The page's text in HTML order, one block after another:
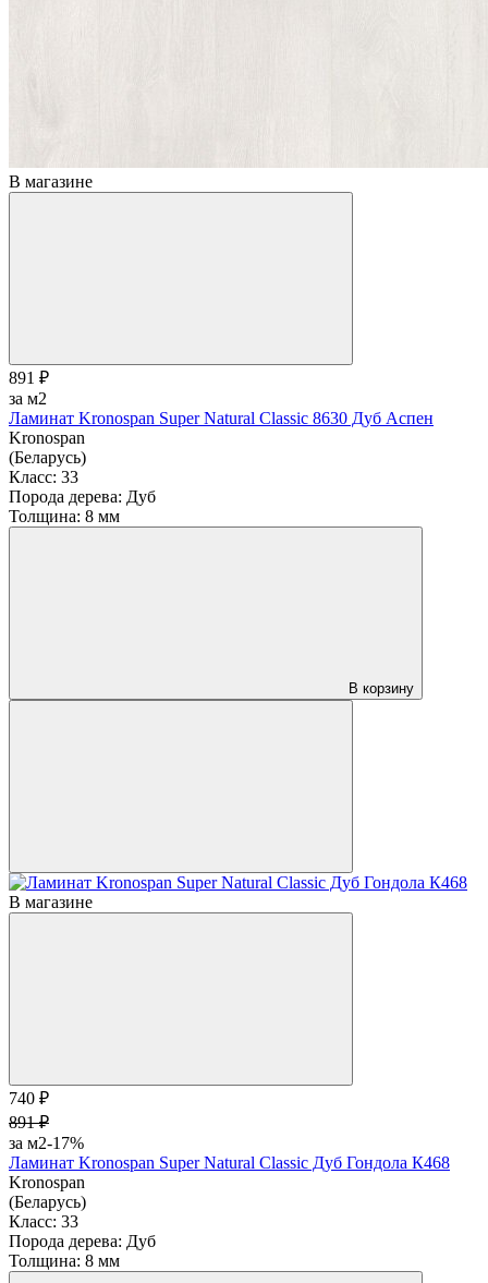
В магазине
891 ₽
за м2
Ламинат Kronospan Super Natural Classic 8630 Дуб Аспен
Kronospan
(Беларусь)
Класс: 33
Порода дерева: Дуб
Толщина: 8 мм
В корзину
В магазине
740 ₽
891 ₽
за м2-17%
Ламинат Kronospan Super Natural Classic Дуб Гондола К468
Kronospan
(Беларусь)
Класс: 33
Порода дерева: Дуб
Толщина: 8 мм